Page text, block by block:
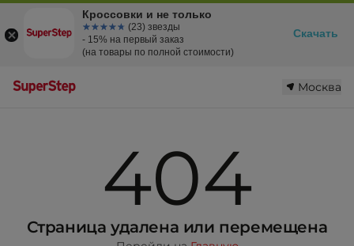
Москва
404
Страница удалена или перемещена
Кроссовки и не только
☆☆☆☆☆
★★★★★ (23) звезды
- 15% на первый заказ
(на товары по полной стоимости)
Скачать